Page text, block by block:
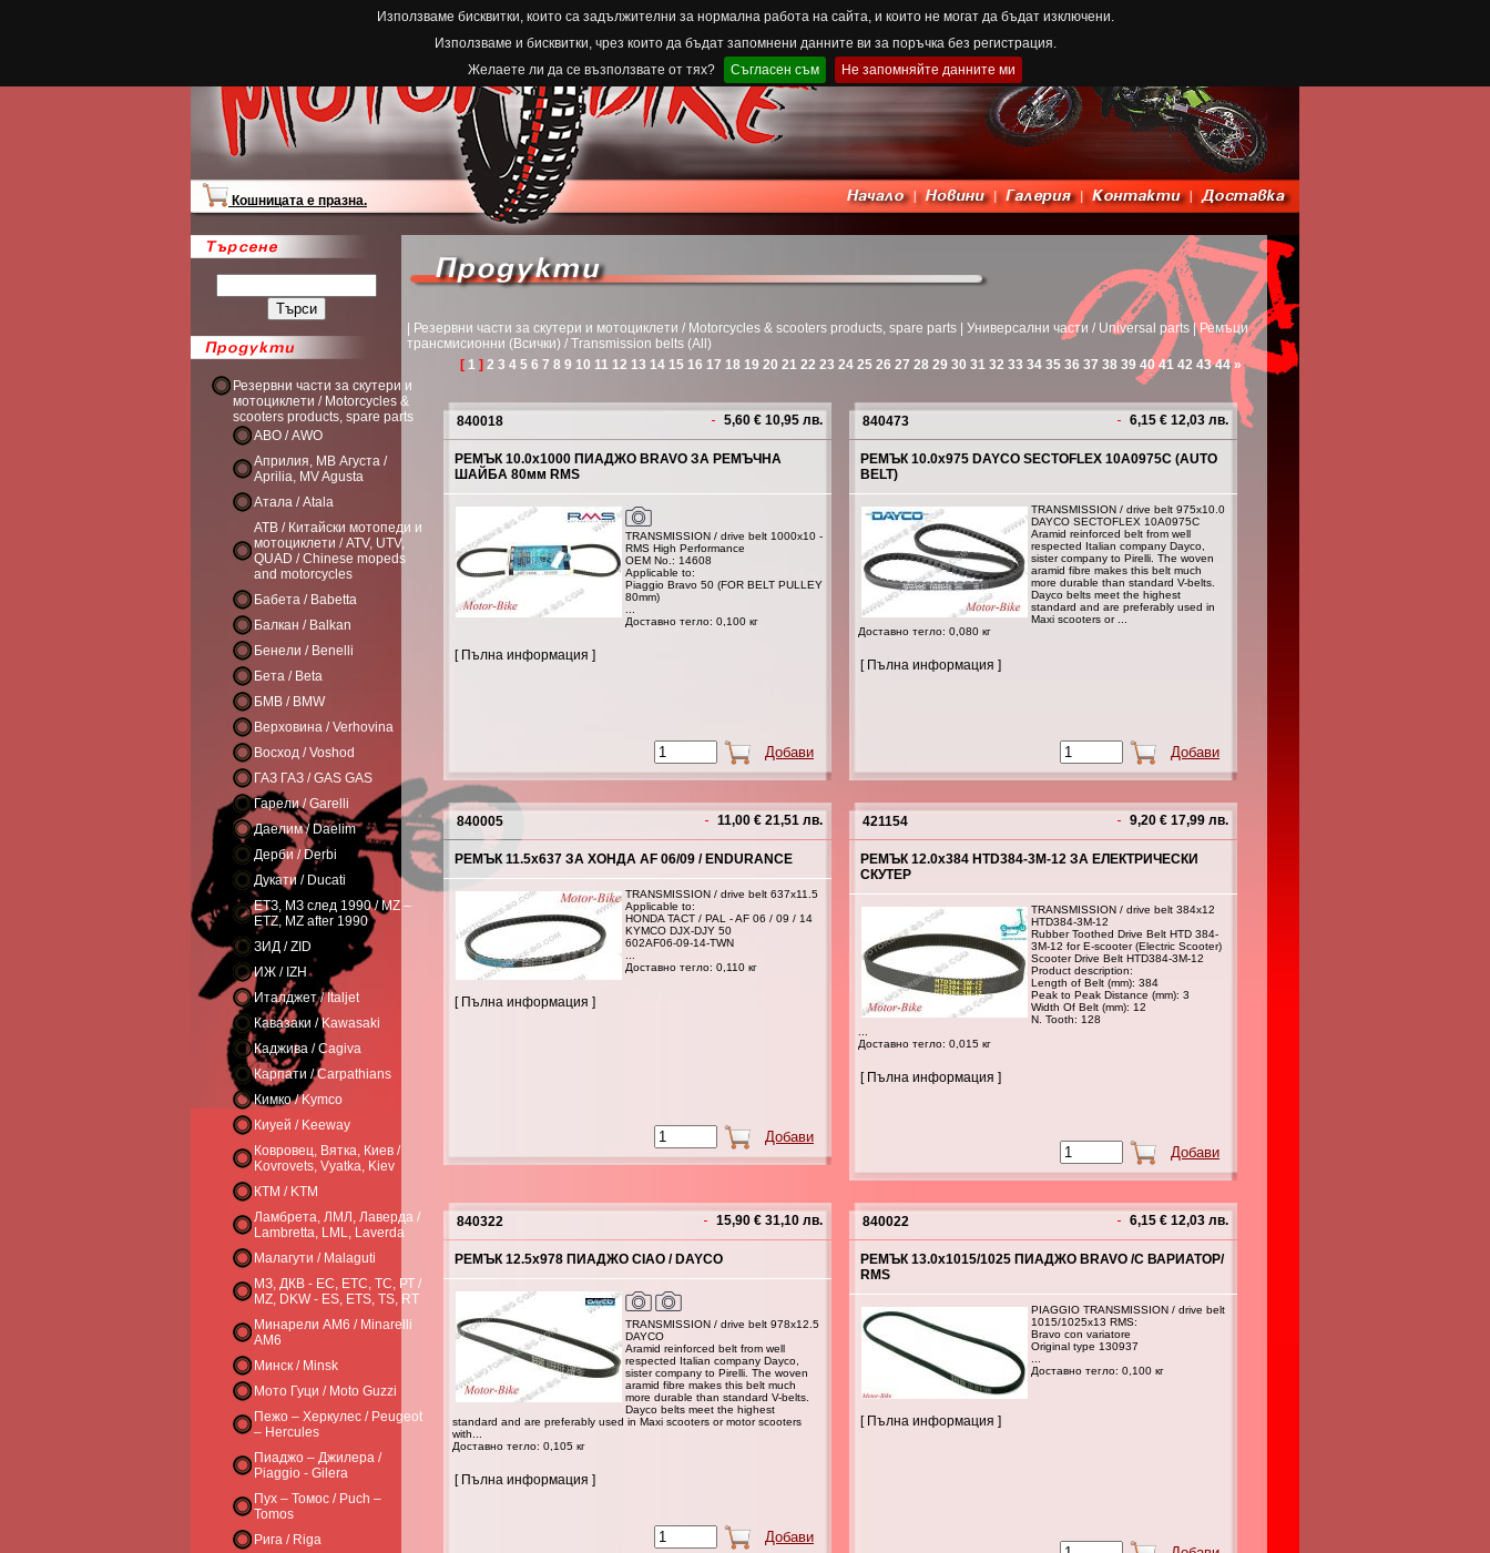
Използваме бисквитки, които са задължителни за нормална работа на сайта, и които не могат да бъдат изключени.
Използваме и бисквитки, чрез които да бъдат запомнени данните ви за поръчка без регистрация.
Желаете ли да се възползвате от тях?
Съгласен съм Не запомняйте данните ми
Резервни части за скутери и
мотоциклети / Motorcycles &
scooters products, spare parts
АВО / AWO
Априлия, МВ Агуста /
Aprilia, MV Agusta
Атала / Atala
АТВ / Китайски мотопеди и
мотоциклети / ATV, UTV,
QUAD / Chinese mopeds
and motorcycles
Бабета / Babetta
Балкан / Balkan
Бенели / Benelli
Бета / Beta
БМВ / BMW
Верховина / Verhovina
Восход / Voshod
ГАЗ ГАЗ / GAS GAS
Гарели / Garelli
Даелим / Daelim
Дерби / Derbi
Дукати / Ducati
ЕТЗ, МЗ след 1990 / MZ –
ETZ, MZ after 1990
ЗИД / ZID
ИЖ / IZH
Италджет / Italjet
Кавазаки / Kawasaki
Каджива / Cagiva
Карпати / Carpathians
Кимко / Kymco
Киуей / Keeway
Ковровец, Вятка, Киев /
Kovrovets, Vyatka, Kiev
КТМ / KTM
Ламбрета, ЛМЛ, Лаверда /
Lambretta, LML, Laverda
Малагути / Malaguti
МЗ, ДКВ - ЕС, ЕТС, ТС, РТ /
MZ, DKW - ES, ETS, TS, RT
Минарели AM6 / Minarelli
AM6
Минск / Minsk
Мото Гуци / Moto Guzzi
Пежо – Херкулес / Peugeot
– Hercules
Пиаджо – Джилера /
Piaggio - Gilera
Пух – Томос / Puch –
Tomos
Рига / Riga
Кошницата е празна.
| Резервни части за скутери и мотоциклети / Motorcycles & scooters products, spare parts | Универсални части / Universal parts | Ремъци
трансмисионни (Всички) / Transmission belts (All)
[1 ] 2 3 4 5 6 7 8 9 10 11 12 13 14 15 16 17 18 19 20 21 22 23 24 25 26 27 28 29 30 31 32 33 34 35 36 37 38 39 40 41 42 43 44 »
840018 5,60 € 10,95 лв.
РЕМЪК 10.0x1000 ПИАДЖО BRAVO ЗА РЕМЪЧНА
ШАЙБА 80мм RMS
TRANSMISSION / drive belt 1000x10 -
RMS High Performance
OEM No.: 14608
Applicable to:
Piaggio Bravo 50 (FOR BELT PULLEY
80mm)
Доставно тегло: 0,100 кг
[ Пълна информация ]
840473 6,15 € 12,03 лв.
РЕМЪК 10.0x975 DAYCO SECTOFLEX 10A0975C (AUTO
BELT)
TRANSMISSION / drive belt 975x10.0
DAYCO SECTOFLEX 10A0975C
Aramid reinforced belt from well
respected Italian company Dayco,
sister company to Pirelli. The woven
aramid fibre makes this belt much
more durable than standard V-belts.
Dayco belts meet the highest
standard and are preferably used in
Maxi scooters or ...
Доставно тегло: 0,080 кг
[ Пълна информация ]
840005 11,00 € 21,51 лв.
РЕМЪК 11.5х637 ЗА ХОНДА AF 06/09 / ENDURANCE
TRANSMISSION / drive belt 637x11.5
Applicable to:
HONDA TACT / PAL - AF 06 / 09 / 14
KYMCO DJX-DJY 50
602AF06-09-14-TWN
Доставно тегло: 0,110 кг
[ Пълна информация ]
421154 9,20 € 17,99 лв.
РЕМЪК 12.0x384 HTD384-3M-12 ЗА ЕЛЕКТРИЧЕСКИ
СКУТЕР
TRANSMISSION / drive belt 384x12
HTD384-3M-12
Rubber Toothed Drive Belt HTD 384-
3M-12 for E-scooter (Electric Scooter)
Scooter Drive Belt HTD384-3M-12
Product description:
Length of Belt (mm): 384
Peak to Peak Distance (mm): 3
Width Of Belt (mm): 12
N. Tooth: 128
Доставно тегло: 0,015 кг
[ Пълна информация ]
840322 15,90 € 31,10 лв.
РЕМЪК 12.5x978 ПИАДЖО CIAO / DAYCO
TRANSMISSION / drive belt 978x12.5
DAYCO
Aramid reinforced belt from well
respected Italian company Dayco,
sister company to Pirelli. The woven
aramid fibre makes this belt much
more durable than standard V-belts.
Dayco belts meet the highest
standard and are preferably used in Maxi scooters or motor scooters
with...
Доставно тегло: 0,105 кг
[ Пълна информация ]
840022 6,15 € 12,03 лв.
РЕМЪК 13.0x1015/1025 ПИАДЖО BRAVO /С ВАРИАТОР/
RMS
PIAGGIO TRANSMISSION / drive belt
1015/1025x13 RMS:
Bravo con variatore
Original type 130937
Доставно тегло: 0,100 кг
[ Пълна информация ]